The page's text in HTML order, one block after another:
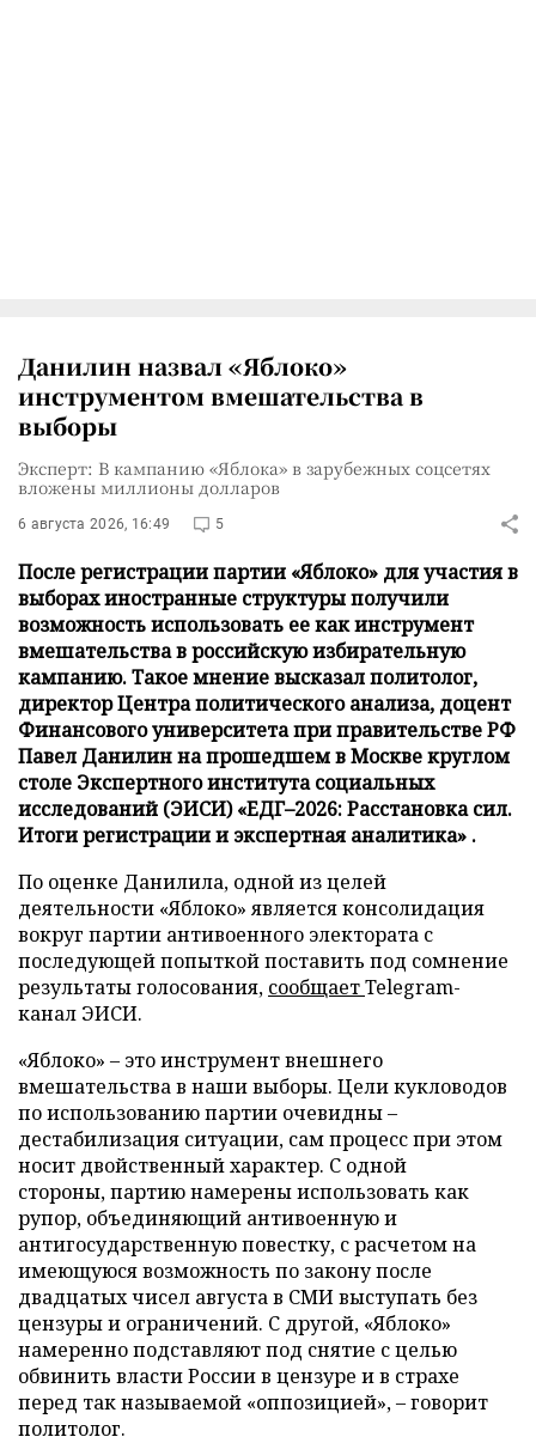
Данилин назвал «Яблоко»
инструментом вмешательства в
выборы
Эксперт: В кампанию «Яблока» в зарубежных соцсетях
вложены миллионы долларов
6 августа 2026, 16:49 5
После регистрации партии «Яблоко» для участия в
выборах иностранные структуры получили
возможность использовать ее как инструмент
вмешательства в российскую избирательную
кампанию. Такое мнение высказал политолог,
директор Центра политического анализа, доцент
Финансового университета при правительстве РФ
Павел Данилин на прошедшем в Москве круглом
столе Экспертного института социальных
исследований (ЭИСИ) «ЕДГ–2026: Расстановка сил.
Итоги регистрации и экспертная аналитика» .
По оценке Данилила, одной из целей
деятельности «Яблоко» является консолидация
вокруг партии антивоенного электората с
последующей попыткой поставить под сомнение
результаты голосования, сообщаетTelegram-
канал ЭИСИ.
«Яблоко» – это инструмент внешнего
вмешательства в наши выборы. Цели кукловодов
по использованию партии очевидны –
дестабилизация ситуации, сам процесс при этом
носит двойственный характер. С одной
стороны, партию намерены использовать как
рупор, объединяющий антивоенную и
антигосударственную повестку, с расчетом на
имеющуюся возможность по закону после
двадцатых чисел августа в СМИ выступать без
цензуры и ограничений. С другой, «Яблоко»
намеренно подставляют под снятие с целью
обвинить власти России в цензуре и в страхе
перед так называемой «оппозицией», – говорит
политолог.